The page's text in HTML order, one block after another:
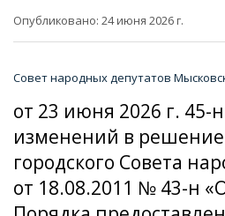
Опубликовано: 24 июня 2026 г.
Совет народных депутатов
от 23 июня 2026 г. 45-
изменений в
городского Совета
от 18.08.2011 № 43-н